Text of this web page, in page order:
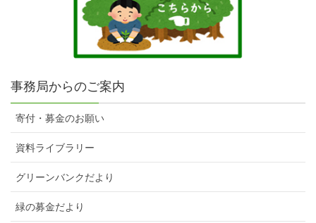
事務局からのご案内
寄付・募金のお願い
資料ライブラリー
グリーンバンクだより
緑の募金だより